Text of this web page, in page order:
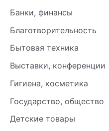
Банки, финансы
Благотворительность
Бытовая техника
Выставки, конференции
Гигиена, косметика
Государство, общество
Детские товары